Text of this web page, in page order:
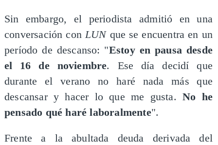
Sin embargo, el periodista admitió en una
conversación con LUNque se encuentra en un
período de descanso: "Estoy en pausa desde
el 16 de noviembre. Ese día decidí que
durante el verano no haré nada más que
descansar y hacer lo que me gusta.No he
pensado qué haré laboralmente".
Frente a la abultada deuda derivada del